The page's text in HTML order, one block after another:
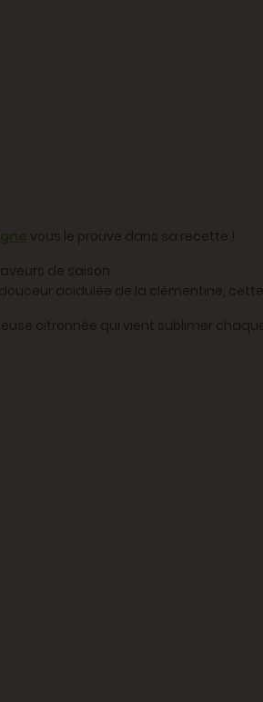
vous le prouve dans sa recette !
de saison.
acidulée de la clémentine,
citronnée qui vient sublimer